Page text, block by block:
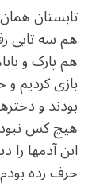
تابستان
هم سه تایی
هم پارک و
بازی کردیم
بودند و
هیچ کس
این آدمها را
حرف زده